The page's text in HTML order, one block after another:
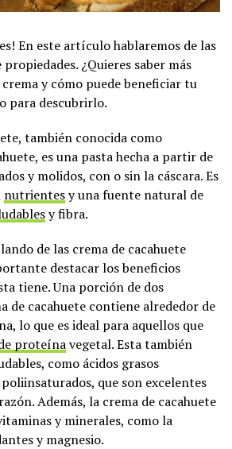
En este artículo hablaremos de las
¿Quieres saber más
y cómo puede beneficiar tu
para descubrirlo.
también conocida como
es una pasta hecha a partir de
y molidos, con o sin la cáscara. Es
nutrientesy una fuente natural de
y fibra.
de las crema de cacahuete
destacar los beneficios
tiene. Una porción de dos
de cacahuete contiene alrededor de
lo que es ideal para aquellos que
proteínavegetal. Esta también
como ácidos grasos
que son excelentes
Además, la crema de cacahuete
y minerales, como la
y magnesio.